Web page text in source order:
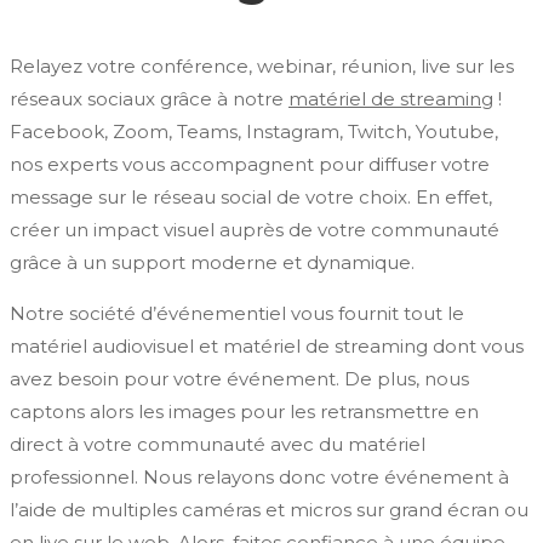
Relayez votre conférence, webinar, réunion, live sur les
réseaux sociaux grâce à notre matériel de streaming !
Facebook, Zoom, Teams, Instagram, Twitch, Youtube,
nos experts vous accompagnent pour diffuser votre
message sur le réseau social de votre choix. En effet,
créer un impact visuel auprès de votre communauté
grâce à un support moderne et dynamique.
Notre société d’événementiel vous fournit tout le
matériel audiovisuel et matériel de streaming dont vous
avez besoin pour votre événement. De plus, nous
captons alors les images pour les retransmettre en
direct à votre communauté avec du matériel
professionnel. Nous relayons donc votre événement à
l’aide de multiples caméras et micros sur grand écran ou